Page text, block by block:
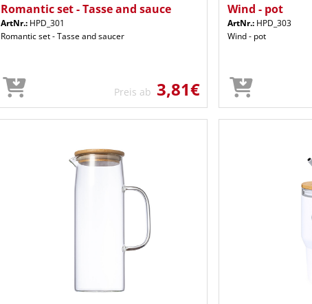
Romantic set - Tasse and sauce
ArtNr.: HPD_301
Romantic set - Tasse and saucer
Preis ab 3,81€
Wind - pot
ArtNr.: HPD_303
Wind - pot